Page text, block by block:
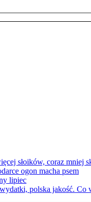
słoików, coraz mniej
ogon macha psem
lipiec
polska jakość. Co